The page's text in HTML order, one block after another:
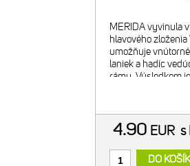
MERIDA vyvinula
hlavového
umožňuje
laniek a hadíc
rámu. Výsledkom
aer
4.90 EUR s
DO